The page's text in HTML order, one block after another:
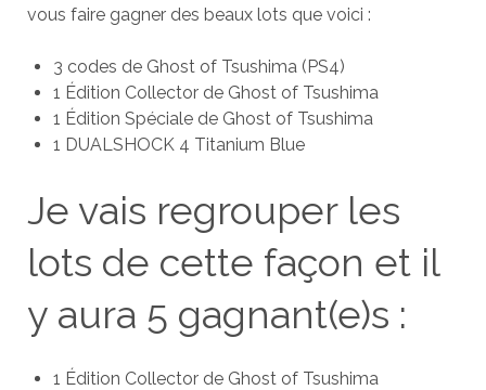
vous faire gagner des beaux lots que voici :
3 codes de Ghost of Tsushima (PS4)
1 Édition Collector de Ghost of Tsushima
1 Édition Spéciale de Ghost of Tsushima
1 DUALSHOCK 4 Titanium Blue
Je vais regrouper les
lots de cette façon et il
y aura 5 gagnant(e)s :
1 Édition Collector de Ghost of Tsushima